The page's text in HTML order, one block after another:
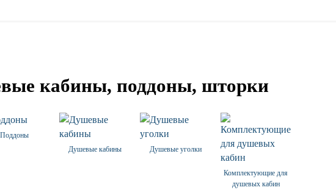
кабины, поддоны, шторки
Поддоны
Душевые кабины
Душевые уголки
Комплектующие для
душевых кабин